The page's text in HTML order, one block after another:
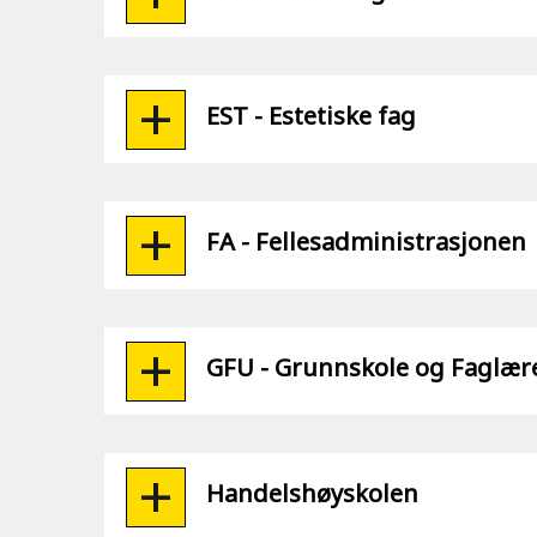
EST - Estetiske fag
FA - Fellesadministrasjonen
GFU - Grunnskole og
Handelshøyskolen